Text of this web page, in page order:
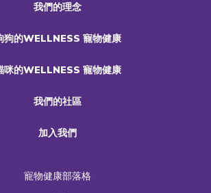
我們的理念
狗的WELLNESS 寵物健康
咪的WELLNESS 寵物健康
我們的社區
加入我們
寵物健康部落格